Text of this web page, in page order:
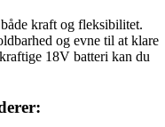
kraft og fleksibilitet.
og evne til at klare
18V batteri kan du